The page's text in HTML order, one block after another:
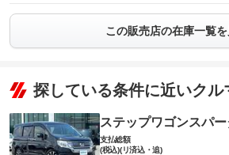
この販売店の在庫一覧
探している条件に近いクル
ステップワゴンスパー
支払総額
(税込)(リ済込・追)